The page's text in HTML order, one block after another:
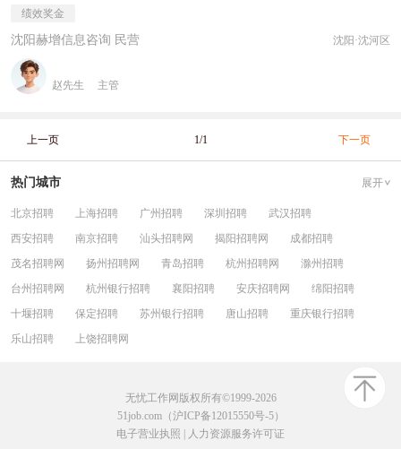
绩效奖金
沈阳赫增信息咨询 民营 沈阳·沈河区
赵先生 主管
上一页 1/1 下一页
热门城市 展开
北京招聘 上海招聘 广州招聘 深圳招聘
武汉招聘
西安招聘
南京招聘 汕头招聘网 揭阳招聘网
成都招聘
茂名招聘网
扬州招聘网 青岛招聘 杭州招聘网
滁州招聘
台州招聘网
杭州银行招聘 襄阳招聘 安庆招聘网
绵阳招聘
十堰招聘
保定招聘 苏州银行招聘 唐山招聘
重庆银行招聘
乐山招聘
上饶招聘网
无忧工作网版权所有©1999-2026
51job.com（沪ICP备12015550号-5）
电子营业执照
人力资源服务许可证